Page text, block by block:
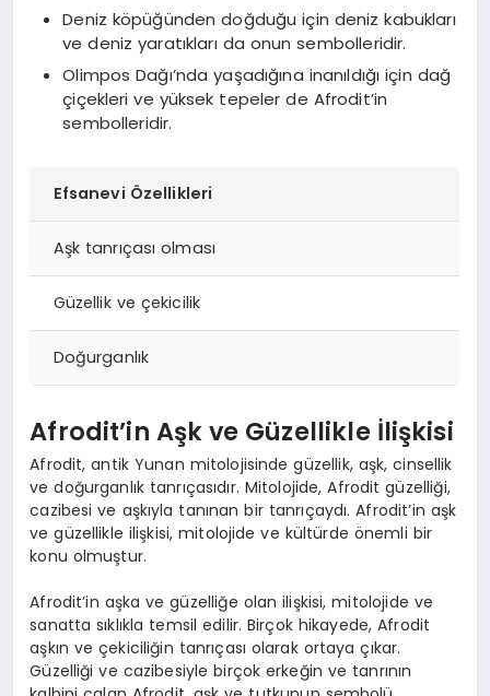
Deniz köpüğünden doğduğu için deniz kabukları
ve deniz yaratıkları da onun sembolleridir.
Olimpos Dağı’nda yaşadığına inanıldığı için dağ
çiçekleri ve yüksek tepeler de Afrodit’in
sembolleridir.
Efsanevi Özellikleri
Aşk tanrıçası olması
Güzellik ve çekicilik
Doğurganlık
Afrodit’in Aşk ve Güzellikle İlişkisi
Afrodit, antik Yunan mitolojisinde güzellik, aşk, cinsellik
ve doğurganlık tanrıçasıdır. Mitolojide, Afrodit güzelliği,
cazibesi ve aşkıyla tanınan bir tanrıçaydı. Afrodit’in aşk
ve güzellikle ilişkisi, mitolojide ve kültürde önemli bir
konu olmuştur.
Afrodit’in aşka ve güzelliğe olan ilişkisi, mitolojide ve
sanatta sıklıkla temsil edilir. Birçok hikayede, Afrodit
aşkın ve çekiciliğin tanrıçası olarak ortaya çıkar.
Güzelliği ve cazibesiyle birçok erkeğin ve tanrının